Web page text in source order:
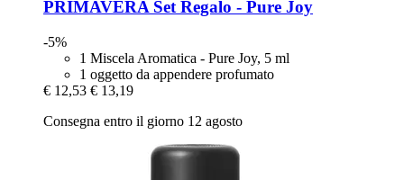
PRIMAVERA Set Regalo -​ Pure Joy
-5%
1 Miscela Aromatica - Pure Joy, 5 ml
1 oggetto da appendere profumato
€ 12,53 € 13,19
Consegna entro il giorno 12 agosto